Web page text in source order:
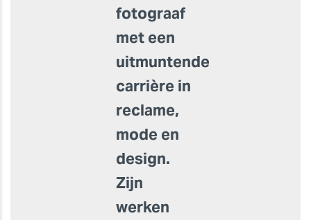
fotograaf
met een
uitmuntende
carrière in
reclame,
mode en
design.
Zijn
werken